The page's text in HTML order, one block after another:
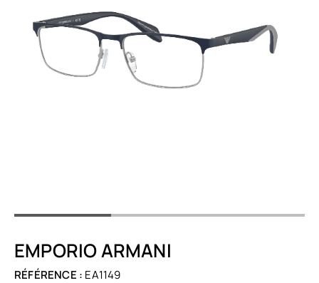
EMPORIO ARMANI
RÉFÉRENCE : EA1149